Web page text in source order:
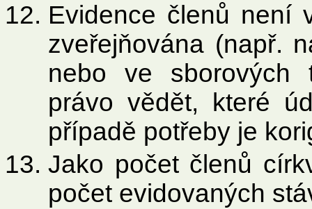
Evidence členů není
zveřejňována (např.
nebo ve sborových
právo vědět, které
případě potřeby je
Jako počet členů
počet evidovaných